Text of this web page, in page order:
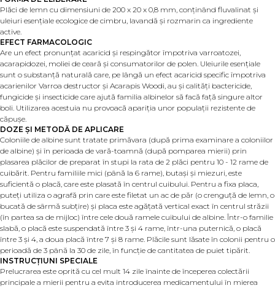
Plăci de lemn cu dimensiuni de 200 x 20 x 0,8 mm, conținând fluvalinat și
uleiuri esențiale ecologice de cimbru, lavandă și rozmarin ca ingrediente
active.
EFECT FARMACOLOGIC
Are un efect pronunțat acaricid și respingător împotriva varroatozei,
acarapidozei, moliei de ceară și consumatorilor de polen. Uleiurile esențiale
sunt o substanță naturală care, pe lângă un efect acaricid specific împotriva
acarienilor Varroa destructor și Acarapis Woodi, au și calități bactericide,
fungicide și insecticide care ajută familia albinelor să facă față singure altor
boli. Utilizarea acestuia nu provoacă apariția unor populații rezistente de
căpușe.
DOZE ȘI METODĂ DE APLICARE
Coloniile de albine sunt tratate primăvara (după prima examinare a coloniilor
de albine) și în perioada de vară-toamnă (după pomparea mierii) prin
plasarea plăcilor de preparat în stupi la rata de 2 plăci pentru 10 - 12 rame de
cuibărit. Pentru familiile mici (până la 6 rame), butași și miezuri, este
suficientă o placă, care este plasată în centrul cuibului. Pentru a fixa placa,
puteți utiliza o agrafă prin care este filetat un ac de păr (o crenguță de lemn, o
bucată de sârmă subțire) și placa este agățată vertical exact în centrul străzii
(în partea sa de mijloc) între cele două ramele cuibului de albine. Într-o familie
slabă, o placă este suspendată între 3 și 4 rame, într-una puternică, o placă
între 3 și 4, a doua placă între 7 și 8 rame. Plăcile sunt lăsate în colonii pentru o
perioadă de 3 până la 30 de zile, în funcție de cantitatea de puiet tipărit.
INSTRUCȚIUNI SPECIALE
Prelucrarea este oprită cu cel mult 14 zile înainte de începerea colectării
principale a mierii pentru a evita introducerea medicamentului în mierea